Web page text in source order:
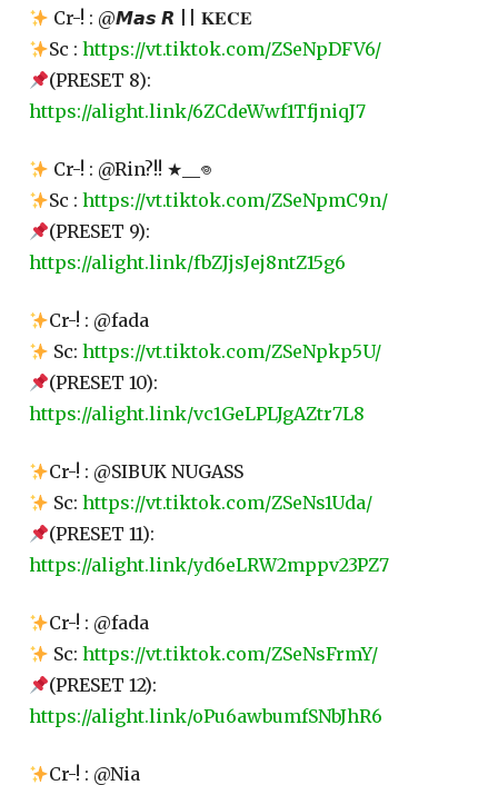
Cr-! : @𝙈𝙖𝙨 𝙍 || 𝐊𝐄𝐂𝐄
Sc :https://vt.tiktok.com/ZSeNpDFV6/
(PRESET 8):
https://alight.link/6ZCdeWwf1TfjniqJ7
Cr-! : @Rin?!! ★__𖦹
Sc :https://vt.tiktok.com/ZSeNpmC9n/
(PRESET 9):
https://alight.link/fbZJjsJej8ntZ15g6
Cr-! : @fada
Sc:https://vt.tiktok.com/ZSeNpkp5U/
(PRESET 10):
https://alight.link/vc1GeLPLJgAZtr7L8
Cr-! : @SIBUK NUGASS
Sc:https://vt.tiktok.com/ZSeNs1Uda/
(PRESET 11):
https://alight.link/yd6eLRW2mppv23PZ7
Cr-! : @fada
Sc:https://vt.tiktok.com/ZSeNsFrmY/
(PRESET 12):
https://alight.link/oPu6awbumfSNbJhR6
Cr-! : @Nia